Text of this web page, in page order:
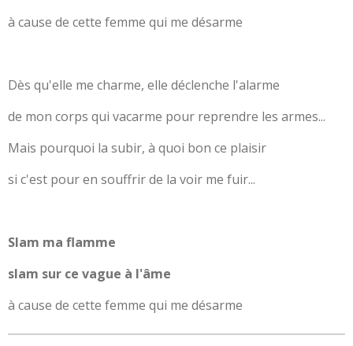
à cause de cette femme qui me désarme
Dès qu'elle me charme, elle déclenche l'alarme
de mon corps qui vacarme pour reprendre les armes...
Mais pourquoi la subir, à quoi bon ce plaisir
si c'est pour en souffrir de la voir me fuir...
Slam ma flamme
slam sur ce vague à l'âme
à cause de cette femme qui me désarme